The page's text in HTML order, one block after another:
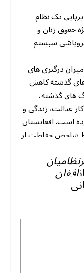
یک نظام
حقوق زنان و
سیستم
درگیری های
گذشته کاهش
های گذشته،
عدالت، زندگی و
است. افغانستان
شاخص حفاظت از
افغان